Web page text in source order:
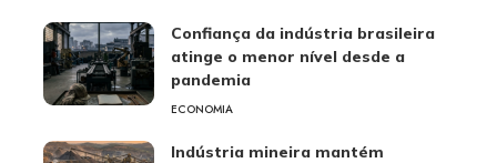
Confiança da indústria brasileira
atinge o menor nível desde a
pandemia
ECONOMIA
Indústria mineira mantém